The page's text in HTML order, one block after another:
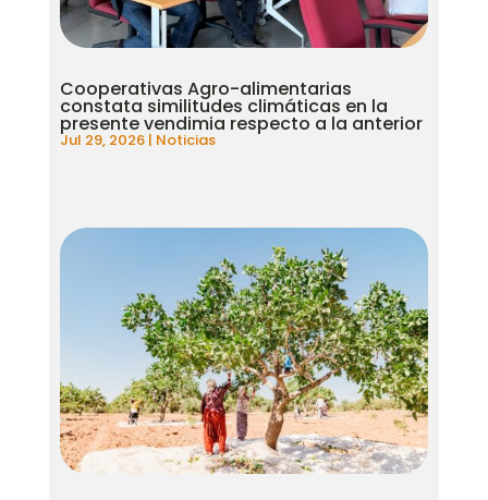
Cooperativas Agro-alimentarias
constata similitudes climáticas en la
presente vendimia respecto a la anterior
Jul 29, 2026| Noticias